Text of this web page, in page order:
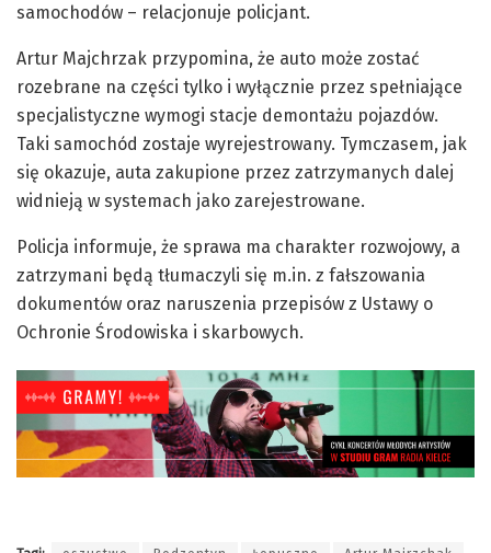
samochodów – relacjonuje policjant.
Artur Majchrzak przypomina, że auto może zostać
rozebrane na części tylko i wyłącznie przez spełniające
specjalistyczne wymogi stacje demontażu pojazdów.
Taki samochód zostaje wyrejestrowany. Tymczasem, jak
się okazuje, auta zakupione przez zatrzymanych dalej
widnieją w systemach jako zarejestrowane.
Policja informuje, że sprawa ma charakter rozwojowy, a
zatrzymani będą tłumaczyli się m.in. z fałszowania
dokumentów oraz naruszenia przepisów z Ustawy o
Ochronie Środowiska i skarbowych.